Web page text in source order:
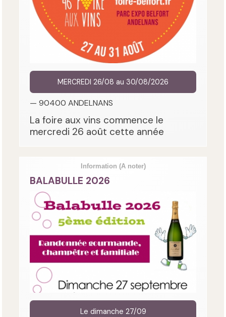
MERCREDI 26/08 au 30/08/2026
— 90400 ANDELNANS
La foire aux vins commence le
mercredi 26 août cette année
Information (A noter)
BALABULLE 2026
Le dimanche 27/09